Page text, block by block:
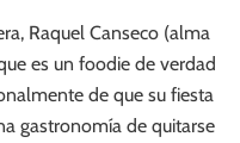
Raquel Canseco (alma
es un foodie de verdad
de que su fiesta
gastronomía de quitarse